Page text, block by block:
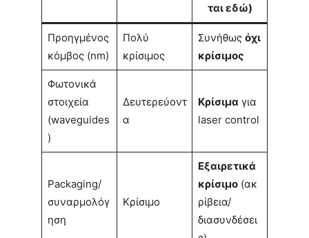
ται εδώ)
Προηγμένος
κόμβος (nm)
Πολύ
κρίσιμος
Συνήθως όχι
κρίσιμος
Φωτονικά
στοιχεία
(waveguides
)
Δευτερεύοντ
α
Κρίσιμα για
laser control
Packaging/
συναρμολόγ
ηση
Κρίσιμο
Εξαιρετικά
κρίσιμο(ακ
ρίβεια/
διασυνδέσει